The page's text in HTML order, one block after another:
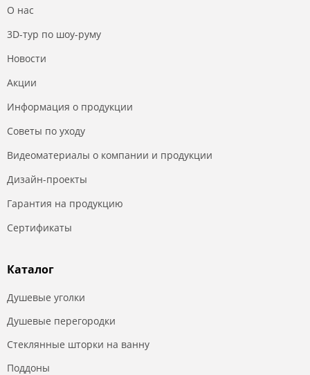
О нас
3D-тур по шоу-руму
Новости
Акции
Информация о продукции
Советы по уходу
Видеоматериалы о компании и продукции
Дизайн-проекты
Гарантия на продукцию
Сертификаты
Каталог
Душевые уголки
Душевые перегородки
Стеклянные шторки на ванну
Поддоны